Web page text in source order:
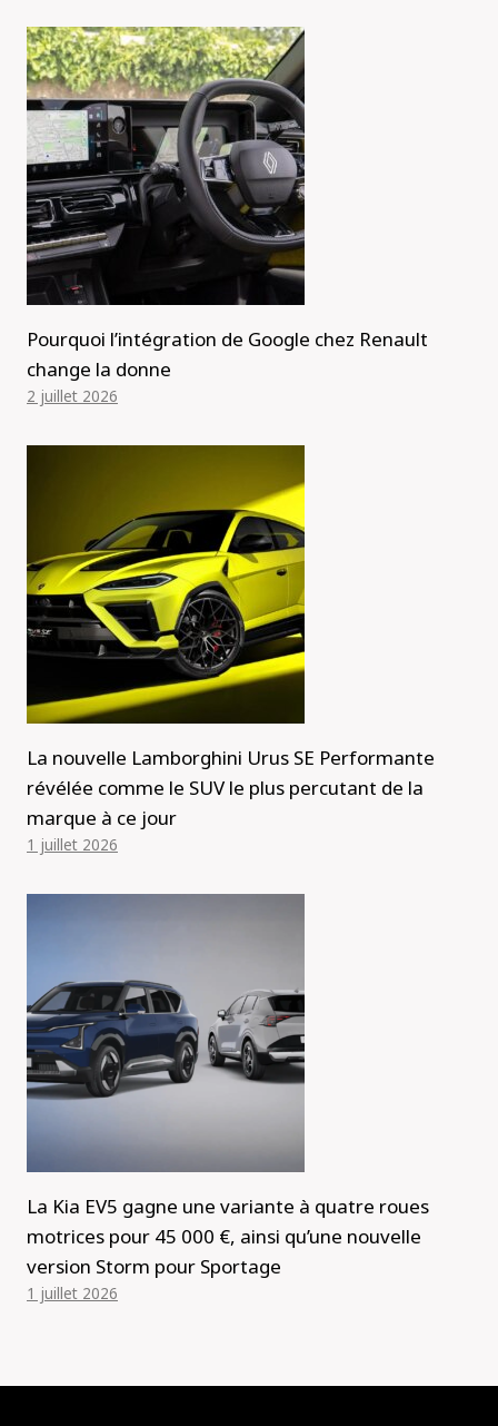
Pourquoi l’intégration de Google chez Renault
change la donne
2 juillet 2026
La nouvelle Lamborghini Urus SE Performante
révélée comme le SUV le plus percutant de la
marque à ce jour
1 juillet 2026
La Kia EV5 gagne une variante à quatre roues
motrices pour 45 000 €, ainsi qu’une nouvelle
version Storm pour Sportage
1 juillet 2026